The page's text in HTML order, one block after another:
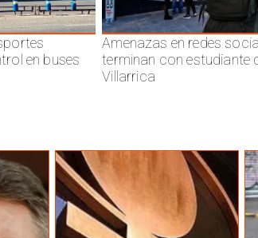
en buses
Amenazas en redes
terminan con estudiante
Villarrica